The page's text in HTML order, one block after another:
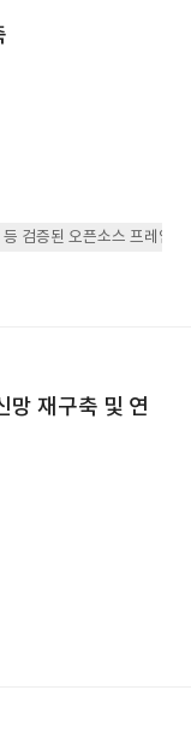
검증된 오픈소스 프레임워
재구축 및 연